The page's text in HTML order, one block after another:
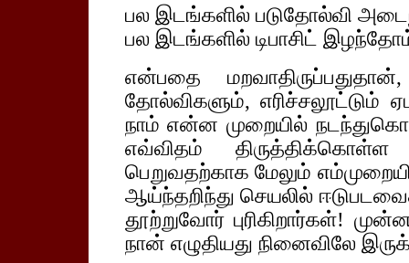
பல இடங்களில் படுதோல்வி
பல இடங்களில் டிபாசிட்
என்பதை
தோல்விகளும்,
நாம் என்ன முறையில்
எவ்விதம்
பெறுவதற்காக மேலும்
ஆய்ந்தறிந்து செயலில்
தூற்றுவோர் புரிகிறார்கள்!
நான் எழுதியது நினைவிலே